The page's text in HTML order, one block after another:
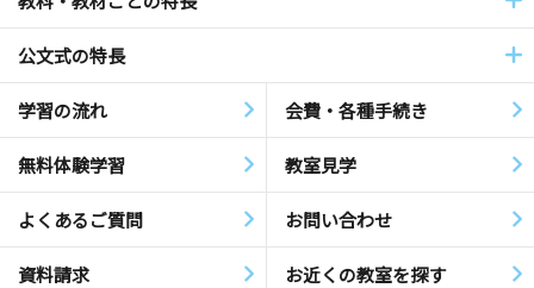
公文式の特長
学習の流れ 会費・各種手続き
無料体験学習 教室見学
よくあるご質問 お問い合わせ
資料請求 お近くの教室を探す